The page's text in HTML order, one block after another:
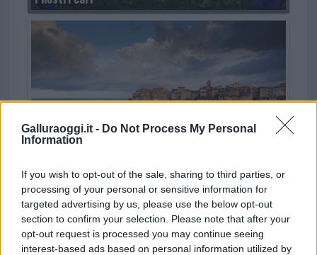
Galluraoggi.it - Do Not Process My Personal
Information
If you wish to opt-out of the sale, sharing to third parties, or
processing of your personal or sensitive information for
targeted advertising by us, please use the below opt-out
section to confirm your selection. Please note that after your
opt-out request is processed you may continue seeing
interest-based ads based on personal information utilized by
con Moby e una corsa in più